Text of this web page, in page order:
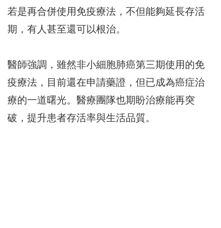
若是再合併使用免疫療法，不但能夠延長存活
期，有人甚至還可以根治。
醫師強調，雖然非小細胞肺癌第三期使用的免
疫療法，目前還在申請藥證，但已成為癌症治
療的一道曙光。醫療團隊也期盼治療能再突
破，提升患者存活率與生活品質。